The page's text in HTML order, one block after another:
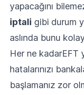
yapacağını
iptali gibi durum
aslında bunu
Her ne kadarEFT
hatalarınızı
başlamanız zor